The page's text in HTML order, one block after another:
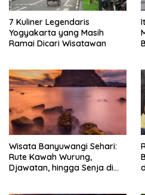
7 Kuliner Legendaris
Yogyakarta yang Masih
Ramai Dicari Wisatawan
Wisata Banyuwangi Sehari:
Rute Kawah Wurung,
Djawatan, hingga Senja di